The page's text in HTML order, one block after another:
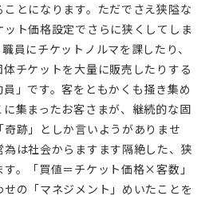
とになります。ただでさえ狭隘な
ト価格設定でさらに狭くしてしま
員にチケットノルマを課したり、
チケットを大量に販売したりする
」です。客をともかくも掻き集め
集まったお客さまが、継続的な固
跡」としか言いようがありませ
は社会からますます隔絶した、狭
。「買値＝チケット価格×客数」
せの「マネジメント」めいたことを